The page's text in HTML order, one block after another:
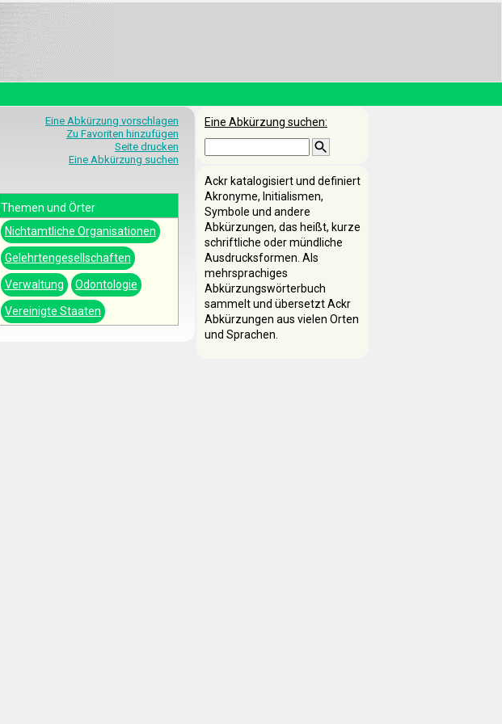
Eine Abkürzung vorschlagen
Zu Favoriten hinzufügen
Seite drucken
Eine Abkürzung suchen
Themen und Örter
Nichtamtliche Organisationen
Gelehrtengesellschaften
Verwaltung Odontologie
Vereinigte Staaten
Eine Abkürzung suchen:
Ackr katalogisiert und definiert
Akronyme, Initialismen,
Symbole und andere
Abkürzungen, das heißt, kurze
schriftliche oder mündliche
Ausdrucksformen. Als
mehrsprachiges
Abkürzungswörterbuch
sammelt und übersetzt Ackr
Abkürzungen aus vielen Orten
und Sprachen.